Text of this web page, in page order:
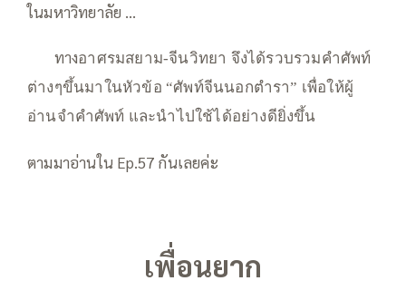
ในมหาวิทยาลัย …
ทางอาศรมสยาม-จีนวิทยา จึงได้รวบรวมคำศัพท์
ต่างๆขึ้นมาในหัวข้อ “ศัพท์จีนนอกตำรา” เพื่อให้ผู้
อ่านจำคำศัพท์ และนำไปใช้ได้อย่างดียิ่งขึ้น
ตามมาอ่านใน Ep.57 กันเลยค่ะ
เพื่อนยาก